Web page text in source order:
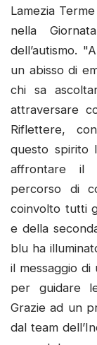
Lamezia
nella
dell’autismo.
un abisso di
chi sa
attraversare
Riflettere,
questo spirito
affrontare il
percorso di
coinvolto tutti
e della
blu ha
il messaggio
per guidare
Grazie ad un
dal team